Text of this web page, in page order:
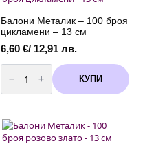
13
см
Балони Металик – 100 броя
цикламени – 13 см
6,60 €/ 12,91 лв.
количество
за
Балони
Металик
броя
цикламени
-
КУПИ